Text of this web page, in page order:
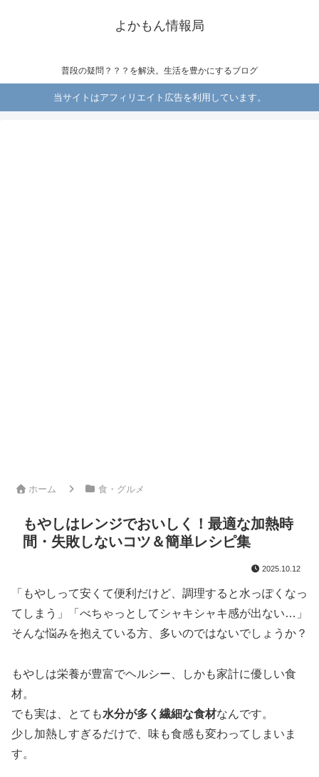
よかもん情報局
普段の疑問？？？を解決。生活を豊かにするブログ
当サイトはアフィリエイト広告を利用しています。
ホーム 食・グルメ
もやしはレンジでおいしく！最適な加熱時
間・失敗しないコツ＆簡単レシピ集
2025.10.12
「もやしって安くて便利だけど、調理すると水っぽくなっ
てしまう」「べちゃっとしてシャキシャキ感が出ない…」
そんな悩みを抱えている方、多いのではないでしょうか？
もやしは栄養が豊富でヘルシー、しかも家計に優しい食
材。
でも実は、とても水分が多く繊細な食材なんです。
少し加熱しすぎるだけで、味も食感も変わってしまいま
す。